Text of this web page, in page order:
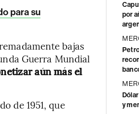
para su
bajas
Guerra Mundial
aún más el
de 1951, que
por
y